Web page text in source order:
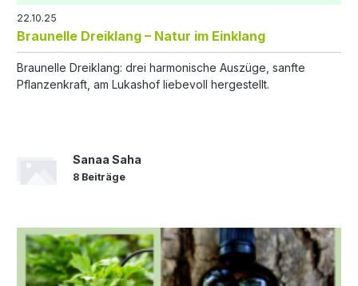
22.10.25
Braunelle Dreiklang – Natur im Einklang
Braunelle Dreiklang: drei harmonische Auszüge, sanfte
Pflanzenkraft, am Lukashof liebevoll hergestellt.
Sanaa Saha
8 Beiträge